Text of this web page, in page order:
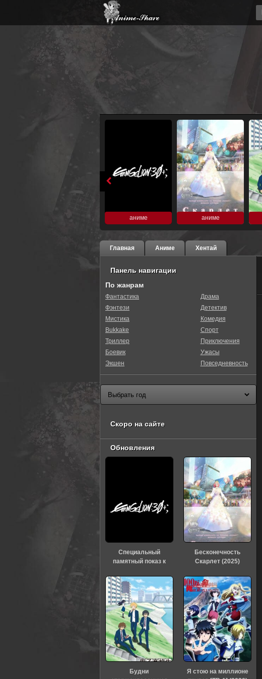
аниме аниме
Главная Аниме Хентай
Панель навигации
По жанрам
Фантастика
Фэнтези
Мистика
Bukkake
Триллер
Боевик
Экшен
Драма
Детектив
Комедия
Спорт
Приключения
Ужасы
Повседневность
Скоро на сайте
Обновления
Специальный
памятный показ к
«Евангелиона» (2026)
Бесконечность
Скарлет (2025)
Будни
Я стою на миллионе